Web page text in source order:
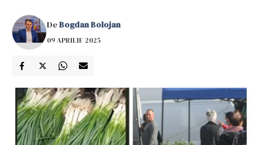
DeBogdan Bolojan
09 APRILIE 2025